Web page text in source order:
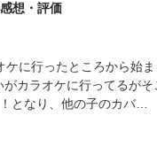
想・評価
に行ったところから始ま
カラオケに行ってるが
となり、他の子のカバ…